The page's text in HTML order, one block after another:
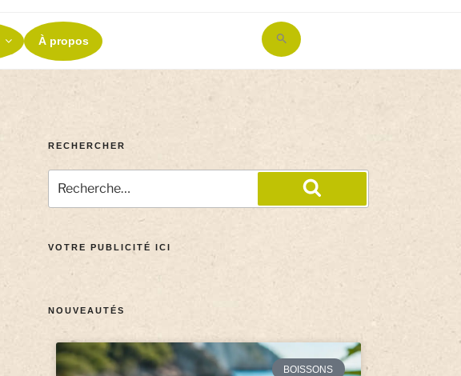
À propos
Search
for:
RECHERCHER
VOTRE PUBLICITÉ ICI
NOUVEAUTÉS
BOISSONS